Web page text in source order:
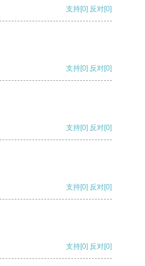
支持[0] 反对[0]
支持[0] 反对[0]
支持[0] 反对[0]
支持[0] 反对[0]
支持[0] 反对[0]